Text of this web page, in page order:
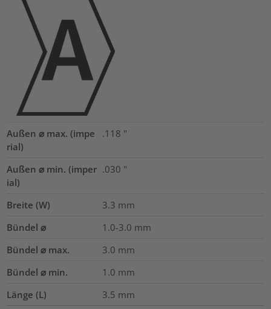
Außen ⌀ max. (impe
rial)
.118 "
Außen ⌀ min. (imper
ial)
.030 "
Breite (W) 3.3 mm
Bündel ⌀
1.0-3.0 mm
Bündel ⌀ max.
3.0 mm
Bündel ⌀ min.
1.0 mm
Länge (L)
3.5 mm